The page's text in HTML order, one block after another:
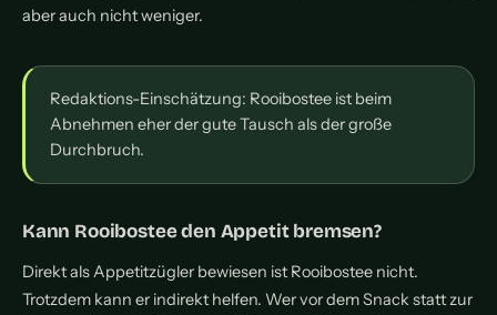
aber auch nicht weniger.
Redaktions-Einschätzung: Rooibostee ist beim
Abnehmen eher der gute Tausch als der große
Durchbruch.
Kann Rooibostee den Appetit bremsen?
Direkt als Appetitzügler bewiesen ist Rooibostee nicht.
Trotzdem kann er indirekt helfen. Wer vor dem Snack statt zur